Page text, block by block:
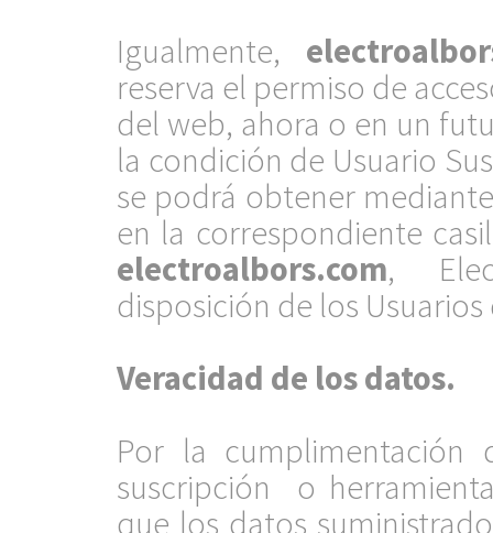
Igualmente,
reserva el permiso de
del web, ahora o en un
la condición de Usuario
se podrá obtener
en la correspondiente
electroalbors.com,
disposición de los
Veracidad de los datos.
Por la cumplimentación
suscripción o
que los datos